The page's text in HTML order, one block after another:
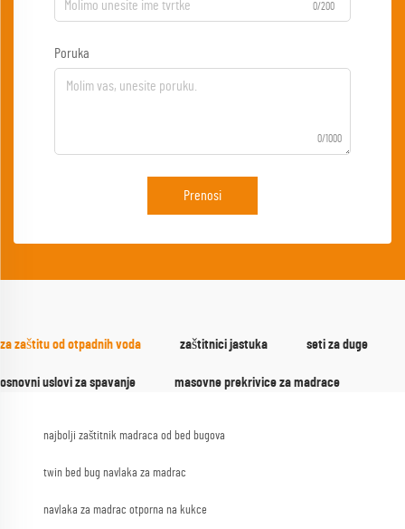
0/200
Poruka
0/1000
Prenosi
za zaštitu od otpadnih voda zaštitnici jastuka seti za duge
osnovni uslovi za spavanje masovne prekrivice za madrace
najbolji zaštitnik madraca od bed bugova
twin bed bug navlaka za madrac
navlaka za madrac otporna na kukce